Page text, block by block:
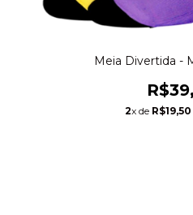
Meia Divertida -
2x de R$19,50